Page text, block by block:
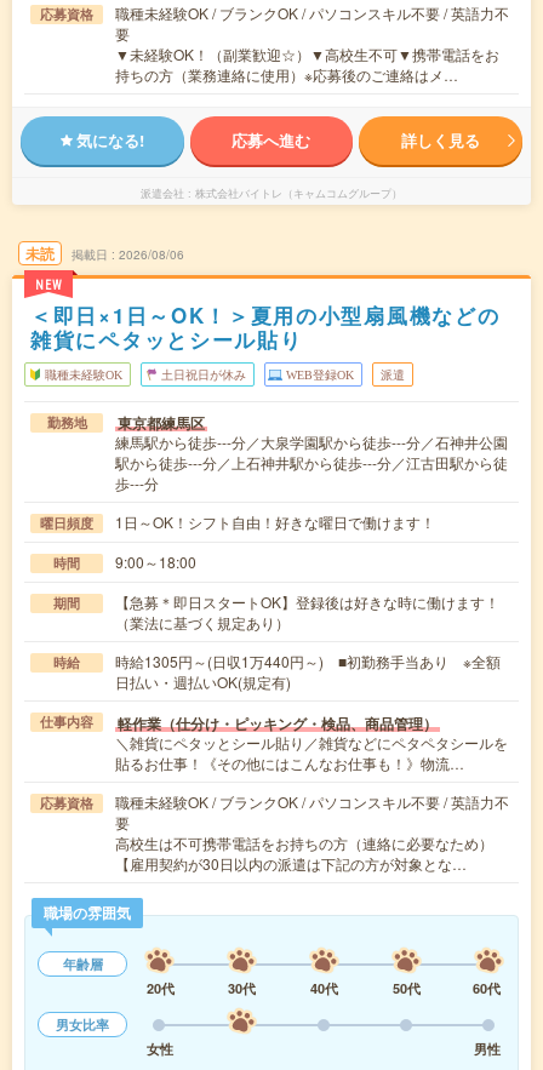
応募資格
職種未経験OK / ブランクOK / パソコンスキル不要 / 英語力不
要
▼未経験OK！（副業歓迎☆）▼高校生不可▼携帯電話をお
持ちの方（業務連絡に使用）※応募後のご連絡はメ…
気になる! 応募へ進む 詳しく見る
派遣会社 株式会社バイトレ（キャムコムグループ）
未読
NEW
掲載日 2026/08/06
＜即日×1日～OK！＞夏用の小型扇風機などの
雑貨にペタッとシール貼り
職種未経験OK 土日祝日が休み WEB登録OK 派遣
勤務地 東京都練馬区
練馬駅から徒歩---分／大泉学園駅から徒歩---分／石神井公園
駅から徒歩---分／上石神井駅から徒歩---分／江古田駅から徒
歩---分
曜日頻度 1日～OK！シフト自由！好きな曜日で働けます！
時間 9:00～18:00
期間
【急募＊即日スタートOK】登録後は好きな時に働けます！
（業法に基づく規定あり）
時給
時給1305円～(日収1万440円～) ■初勤務手当あり ※全額
日払い・週払いOK(規定有)
仕事内容 軽作業（仕分け・ピッキング・検品、商品管理）
＼雑貨にペタッとシール貼り／雑貨などにペタペタシールを
貼るお仕事！《その他にはこんなお仕事も！》物流…
応募資格
職種未経験OK / ブランクOK / パソコンスキル不要 / 英語力不
要
高校生は不可携帯電話をお持ちの方（連絡に必要なため）
【雇用契約が30日以内の派遣は下記の方が対象とな…
職場の雰囲気
年齢層
20代
30代 40代 50代
60代
男女比率
女性
男性